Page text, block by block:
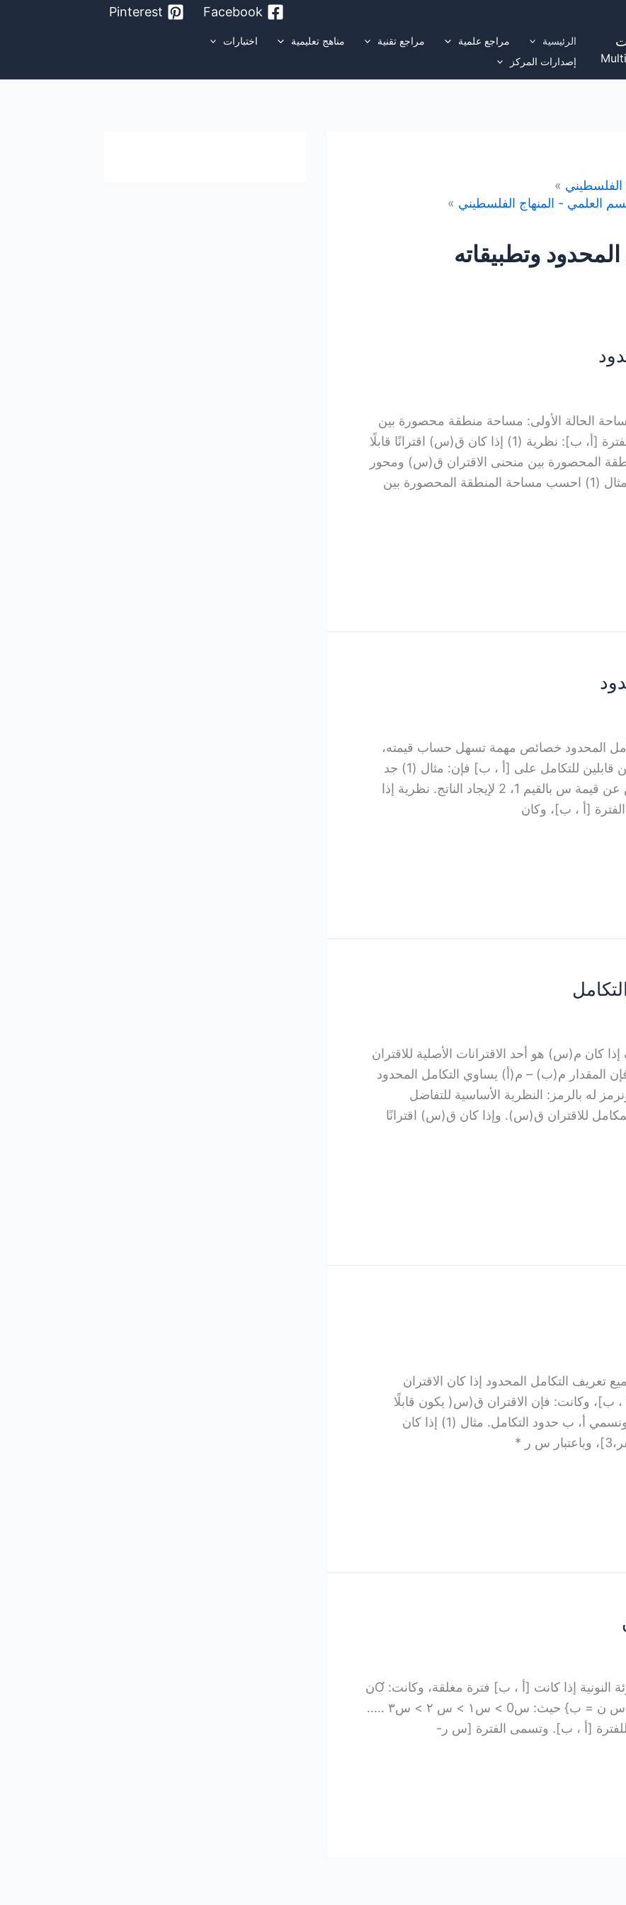
Facebook
Pinterest
الرئيسية مراجع علمية مراجع تقنية مناهج تعليمية
اختبارات
إصدارات المركز
الفلسطيني
الحالة الأولى: مساحة منطقة محصورة بين
منحنى اقتران ومحور السينات في الفترة [أ، ب]: نظرية (1) إذا كان ق(س) اقترانًا قابلًا
المحصورة بين منحنى الاقتران ق(س) ومحور
السينات في [أ، ب] تُعطى بالعلاقة: مثال (1) احسب مساحة المنطقة المحصورة بين
المحدود خصائص مهمة تسهل حساب قيمته،
ومنها: إذا كان ق(س)، ه(س) اقترانين قابلين للتكامل على [أ ، ب] فإن: مثال (1) جد
قيمة ما يلي: الحل ثم نقوم بالتعويض عن قيمة س بالقيم 1، 2 لإيجاد الناتج. نظرية إذا
[أ ، ب]، وكان
كان م(س) هو أحد الاقترانات الأصلية للاقتران
المقدار م(ب) – م(أ) يساوي التكامل المحدود
له بالرمز: النظرية الأساسية للتفاضل
للاقتران ق(س). وإذا كان ق(س) اقترانًا
تعريف التكامل المحدود إذا كان الاقتران
ب]، وكانت: فإن الاقتران ق(س( يكون قابلًا
للتكامل في الفترة [أ ، ب]، ويكون: ونسمي أ، ب حدود التكامل. مثال (1) إذا كان
التجزئة ومجموع ريمان تعريف التجزئة النونية إذا كانت [أ ، ب] فترة مغلقة، وكانت: Ơن
= {أ = س0، س١، س ٢، س٣، … ، س ن = ب} حيث: س0 > س١ > س ٢ > س٣ …..
[أ ، ب]. وتسمى الفترة [س ر-